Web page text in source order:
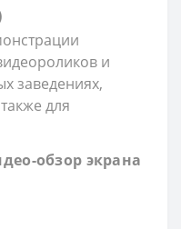
и
заведениях,
для
обзор экрана